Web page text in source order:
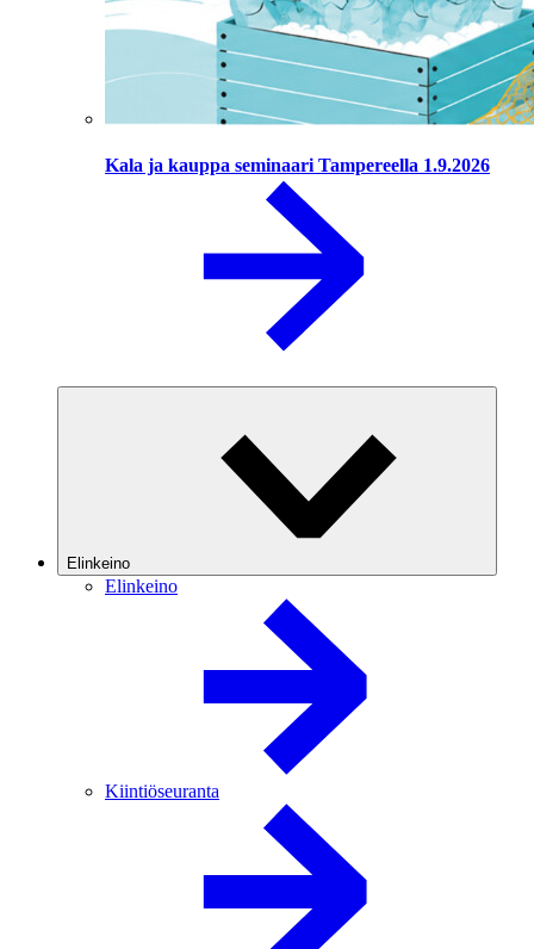
Kala ja kauppa seminaari Tampereella 1.9.2026
Elinkeino
Elinkeino
Kiintiöseuranta